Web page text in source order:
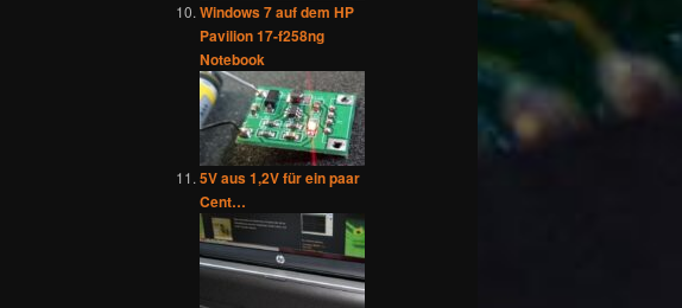
Windows 7 auf dem HP
Pavilion 17-f258ng
Notebook
5V aus 1,2V für ein paar
Cent…